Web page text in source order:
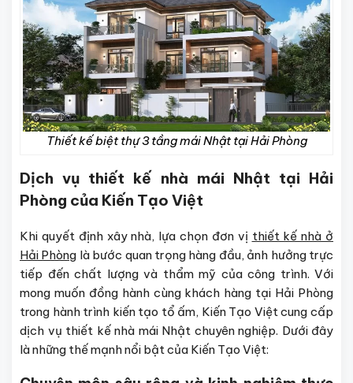
Thiết kế biệt thự 3 tầng mái Nhật tại Hải Phòng
Dịch vụ thiết kế nhà mái Nhật tại Hải
Phòng của Kiến Tạo Việt
Khi quyết định xây nhà, lựa chọn đơn vị thiết kế nhà ở
Hải Phòng là bước quan trọng hàng đầu, ảnh hưởng trực
tiếp đến chất lượng và thẩm mỹ của công trình. Với
mong muốn đồng hành cùng khách hàng tại Hải Phòng
trong hành trình kiến tạo tổ ấm, Kiến Tạo Việt cung cấp
dịch vụ thiết kế nhà mái Nhật chuyên nghiệp. Dưới đây
là những thế mạnh nổi bật của Kiến Tạo Việt: